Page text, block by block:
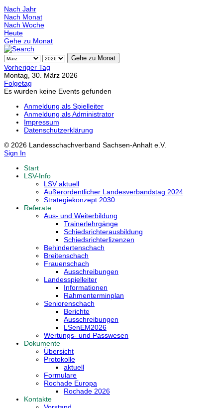
Nach Jahr
Nach Monat
Nach Woche
Heute
Gehe zu Monat
Gehe zu Monat
Vorheriger Tag
Montag, 30. März 2026
Folgetag
Es wurden keine Events gefunden
Anmeldung als Spielleiter
Anmeldung als Administrator
Impressum
Datenschutzerklärung
© 2026 Landesschachverband Sachsen-Anhalt e.V.
Sign In
Start
LSV-Info
LSV aktuell
Außerordentlicher Landesverbandstag 2024
Strategiekonzept 2030
Referate
Aus- und Weiterbildung
Trainerlehrgänge
Schiedsrichterausbildung
Schiedsrichterlizenzen
Behindertenschach
Breitenschach
Frauenschach
Ausschreibungen
Landesspielleiter
Informationen
Rahmenterminplan
Seniorenschach
Berichte
Ausschreibungen
LSenEM2026
Wertungs- und Passwesen
Dokumente
Übersicht
Protokolle
aktuell
Formulare
Rochade Europa
Rochade 2026
Kontakte